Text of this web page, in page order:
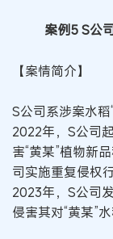
案例5 S公
【案情简介】
S公司系涉案水稻
2022年，S公司
害“黄某”植物新
司实施重复侵权
2023年，S公司
侵害其对“黄某”